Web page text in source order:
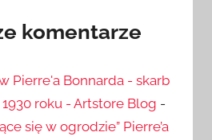
komentarze
Pierre'a Bonnarda - skarb
roku - Artstore Blog -
się w ogrodzie” Pierre’a